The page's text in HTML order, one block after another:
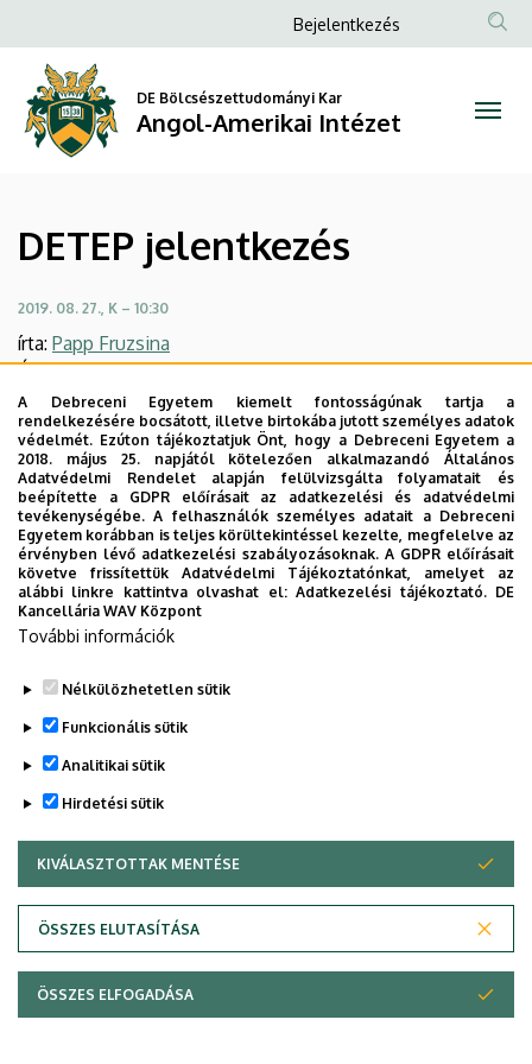
jelentkezés
Angol-
Intézet
a
tartalomra
Anonim
fiók
menüje
Bejelentkezés
DE Bölcsészettudományi Kar
Angol-Amerikai Intézet
DETEP jelentkezés
2019. 08. 27., K – 10:30
írta: Papp Fruzsina
Újra lehet jelentkezni a Debreceni Egyetem
Tehetséggondozó Programjába.
A program célja, hogy elősegítse a hallgatókban rejlő
tehetség kibontakoztatását. A tehetséggondozás
elsősorban a tanszékeken, illetve intézetekben történik,
alapját a témavezető oktatók irányításával végzett
hallgatói kutatómunka jelenti.
Jelentkezési határidő: szeptember 27.
További információ:Jelentkezés a tehetséggondozó
programba
Legutóbbi frissítés:
Adatvédelem
Szerzői jog © 2026 Unideb
A Debreceni Egyetem kiemelt fontosságúnak tartja a
rendelkezésére bocsátott, illetve birtokába jutott személyes adatok
védelmét. Ezúton tájékoztatjuk Önt, hogy a Debreceni Egyetem a
2018. május 25. napjától kötelezően alkalmazandó Általános
Adatvédelmi Rendelet alapján felülvizsgálta folyamatait és
beépítette a GDPR előírásait az adatkezelési és adatvédelmi
tevékenységébe. A felhasználók személyes adatait a Debreceni
Egyetem korábban is teljes körültekintéssel kezelte, megfelelve az
érvényben lévő adatkezelési szabályozásoknak. A GDPR előírásait
követve frissítettük Adatvédelmi Tájékoztatónkat, amelyet az
alábbi linkre kattintva olvashat el:Adatkezelési tájékoztató. DE
Kancellária WAV Központ
További információk
Nélkülözhetetlen sütik
Funkcionális sütik
Analitikai sütik
Hirdetési sütik
KIVÁLASZTOTTAK MENTÉSE
ÖSSZES ELUTASÍTÁSA
WITHDRAW CONSENT
ÖSSZES ELFOGADÁSA